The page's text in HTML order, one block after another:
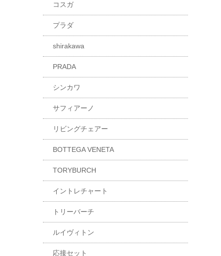
コスガ
プラダ
shirakawa
PRADA
シンカワ
サフィアーノ
リビングチェアー
BOTTEGA VENETA
TORYBURCH
イントレチャート
トリーバーチ
ルイヴィトン
応接セット